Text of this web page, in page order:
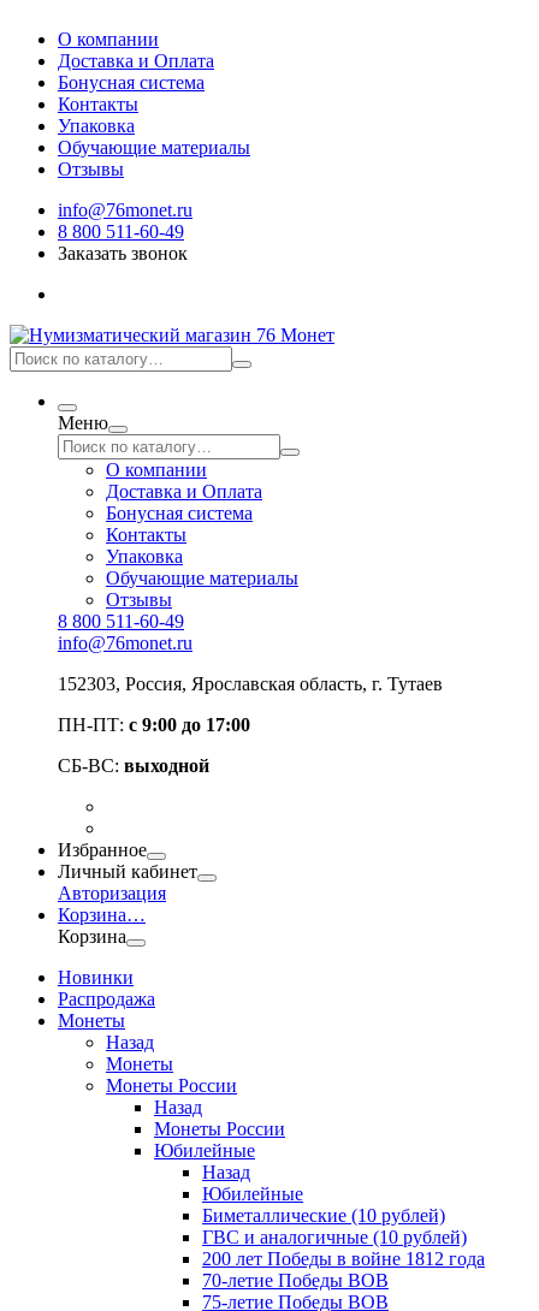
О компании
Доставка и Оплата
Бонусная система
Контакты
Упаковка
Обучающие материалы
Отзывы
info@76monet.ru
8 800 511-60-49
Заказать звонок
Меню
О компании
Доставка и Оплата
Бонусная система
Контакты
Упаковка
Обучающие материалы
Отзывы
8 800 511-60-49
info@76monet.ru
152303, Россия, Ярославская область, г. Тутаев
ПН-ПТ: с 9:00 до 17:00
СБ-ВС: выходной
Избранное
Личный кабинет
Авторизация
Корзина…
Корзина
Новинки
Распродажа
Монеты
Назад
Монеты
Монеты России
Назад
Монеты России
Юбилейные
Назад
Юбилейные
Биметаллические (10 рублей)
ГВС и аналогичные (10 рублей)
200 лет Победы в войне 1812 года
70-летие Победы ВОВ
75-летие Победы ВОВ